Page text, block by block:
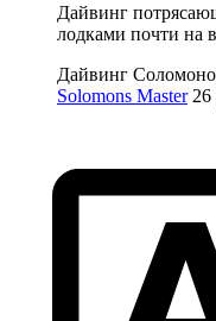
Дайвинг
лодками почти на
Дайвинг
Solomons Master 26